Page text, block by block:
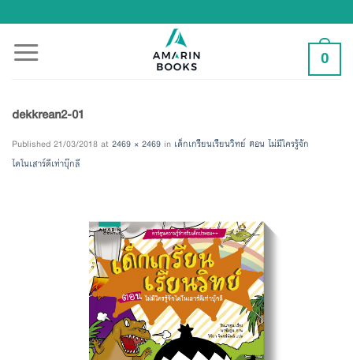
to
content
0
dekkrean2-01
Published 21/03/2018 at 2469 × 2469 in เด็กเกรียนเรียนวิทย์ ตอน ไม่มีใครรู้จัก
ไดโนเสาร์ดีเท่าบุ๊กลี